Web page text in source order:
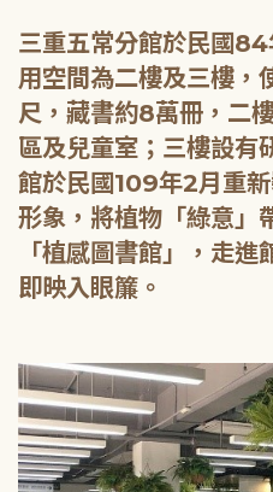
三重五常分館於民國
用空間為二樓及三樓
尺，藏書約8萬冊，二
區及兒童室；三樓設有
館於民國109年2月重
形象，將植物「綠意」
「植感圖書館」，走
即映入眼簾。